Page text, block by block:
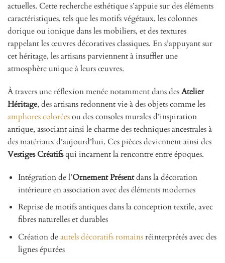
actuelles. Cette recherche esthétique s’appuie sur des éléments
caractéristiques, tels que les motifs végétaux, les colonnes
dorique ou ionique dans les mobiliers, et des textures
rappelant les œuvres décoratives classiques. En s’appuyant sur
cet héritage, les artisans parviennent à insuffler une
atmosphère unique à leurs œuvres.
À travers une réflexion menée notamment dans desAtelier
Héritage, des artisans redonnent vie à des objets comme les
amphores coloréesou des consoles murales d’inspiration
antique, associant ainsi le charme des techniques ancestrales à
des matériaux d’aujourd’hui. Ces pièces deviennent ainsi des
Vestiges Créatifsqui incarnent la rencontre entre époques.
Intégration de l’Ornement Présentdans la décoration
intérieure en association avec des éléments modernes
Reprise de motifs antiques dans la conception textile, avec
fibres naturelles et durables
Création deautels décoratifs romainsréinterprétés avec des
lignes épurées